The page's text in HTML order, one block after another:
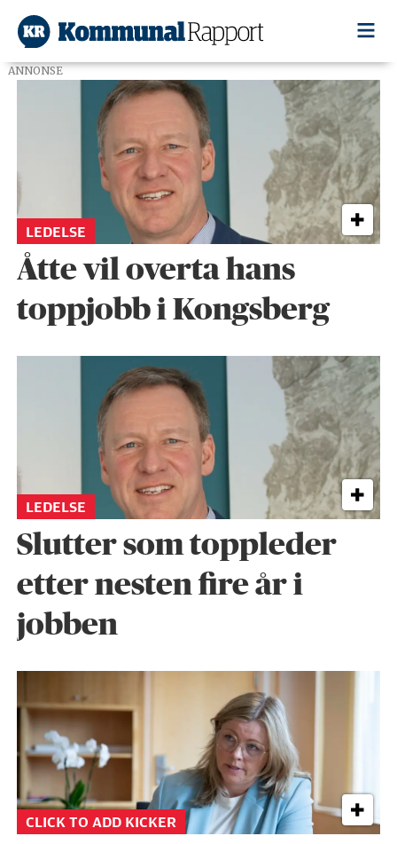
kongsberg
ANNONSE
LEDELSE
Åtte vil overta hans
toppjobb i Kongsberg
LEDELSE
Slutter som toppleder
etter nesten fire år i
jobben
CLICK TO ADD KICKER